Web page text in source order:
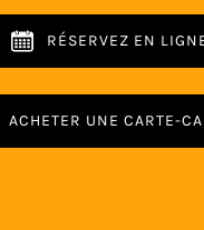
RÉSERVEZ EN
ACHETER UNE CARTE-